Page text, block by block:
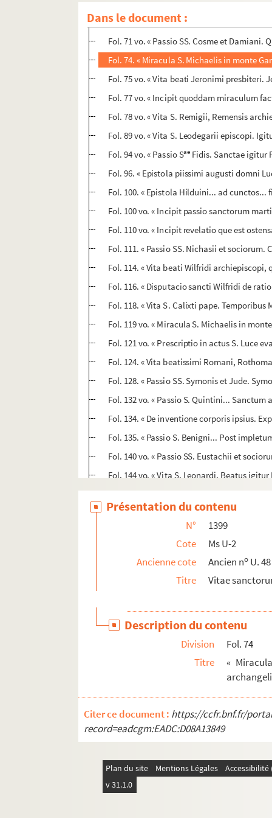
Dans le document :
Fol. 66 vo. « Vita S. Firmini episcopi.
Fol. 69 vo. « De inventione corporis
Fol. 71 vo. « Passio SS. Cosme et Damiani.
Fol. 74. « Miracula S. Michaelis in monte
Fol. 75 vo. « Vita beati Jeronimi presbiteri.
Fol. 77 vo. « Incipit quoddam miraculum
Fol. 78 vo. « Vita S. Remigii, Remensis
Fol. 89 vo. « Vita S. Leodegarii episcopi.
Fol. 94 vo. « Passio Sae Fidis. Sanctae igitur
Fol. 96. « Epistola piissimi augusti domni
Fol. 100. « Epistola Hilduini... ad cunctos...
Fol. 100 vo. « Incipit passio sanctorum
Fol. 110 vo. « Incipit revelatio que est
Fol. 111. « Passio SS. Nichasii et
Fol. 114. « Vita beati Wilfridi
Fol. 116. « Disputacio sancti Wilfridi de
Fol. 118. « Vita S. Calixti pape. Temporibus
Fol. 119 vo. « Miracula S. Michaelis in
Fol. 121 vo. « Prescriptio in actus S. Luce
Fol. 124. « Vita beatissimi Romani,
Fol. 128. « Passio SS. Symonis et Jude.
Fol. 132 vo. « Passio S. Quintini...
Fol. 134. « De inventione corporis ipsius.
Fol. 135. « Passio S. Benigni... Post
Fol. 140 vo. « Passio SS. Eustachii et
Fol. 144 vo. « Vita S. Leonardi. Beatus igitur
Fol. 147 vo. « Passio SS. Quatuor
Fol. 150 vo. « Passio S. Theodori. Tempore
Fol. 152 vo. « Passio S. Menne martiris.
Fol. 154 vo. « Epistola Severi (Sulpicii)
Fol. 161 vo. « Epistola Severi ad
Fol. 165. « Visio beati Severini,
Fol. 165. « Visio sancti Ambrosii de
Fol. 165 vo. « Incipit de translatione
Fol. 165 vo. « Liber primus dialogi Severi
Fol. 176. « Vita S. Brictii episcopi... Igitur
Fol. 177. « Vita S. Eadmundi regis. Asciti
Fol. 181. « Vita S. Columbani abbatis.
Fol. 194. « Vita S. Saturnini episcopi.
Fol. 195. « Passio S. Andree apostoli.
Fol. 197. « Passio SS. Crisanti et Darie.
Présentation du contenu
N°
1399
Cote
Ms U-2
Ancienne cote
Ancien no U. 48
Titre
Vitae
Description du contenu
Division
Fol. 74
Titre
«
Citer ce document : https://ccfr.bnf.fr/
record=eadcgm:EADC:D08A13849
Plan du site Mentions Légales
v 31.1.0